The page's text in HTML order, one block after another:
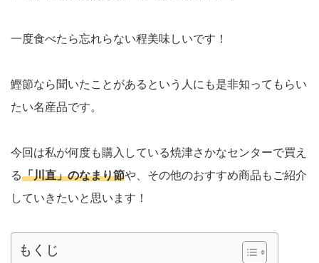
一度食べたら忘れらない程美味しいです！
鰹節なら聞いたことがあるという人にも是非知ってもらい
たい名産品です。
今回は私が何度も購入している焼津さかなセンターで買え
る「川直」のなまり節や、その他のおすすめ商品もご紹介
していきたいと思います！
もくじ